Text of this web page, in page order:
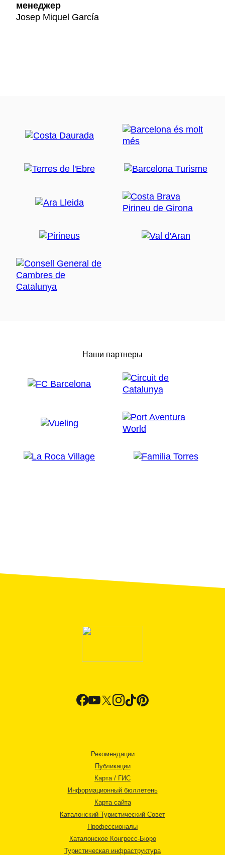
менеджер
Josep Miquel García
Наши партнеры
Рекомендации
Публикации
Карта / ГИС
Информационный бюллетень
Карта сайта
Каталонский Туристический Совет
Профессионалы
Каталонское Конгресс-Бюро
Туристическая инфраструктура